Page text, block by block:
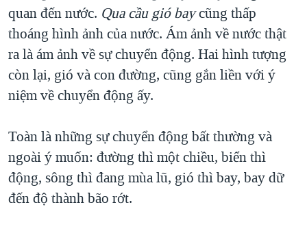
quan đến nước. Qua cầu gió baycũng thấp
thoáng hình ảnh của nước. Ám ảnh về nước thật
ra là ám ảnh về sự chuyển động. Hai hình tượng
còn lại, gió và con đường, cũng gắn liền với ý
niệm về chuyển động ấy.
Toàn là những sự chuyển động bất thường và
ngoài ý muốn: đường thì một chiều, biển thì
động, sông thì đang mùa lũ, gió thì bay, bay dữ
đến độ thành bão rớt.